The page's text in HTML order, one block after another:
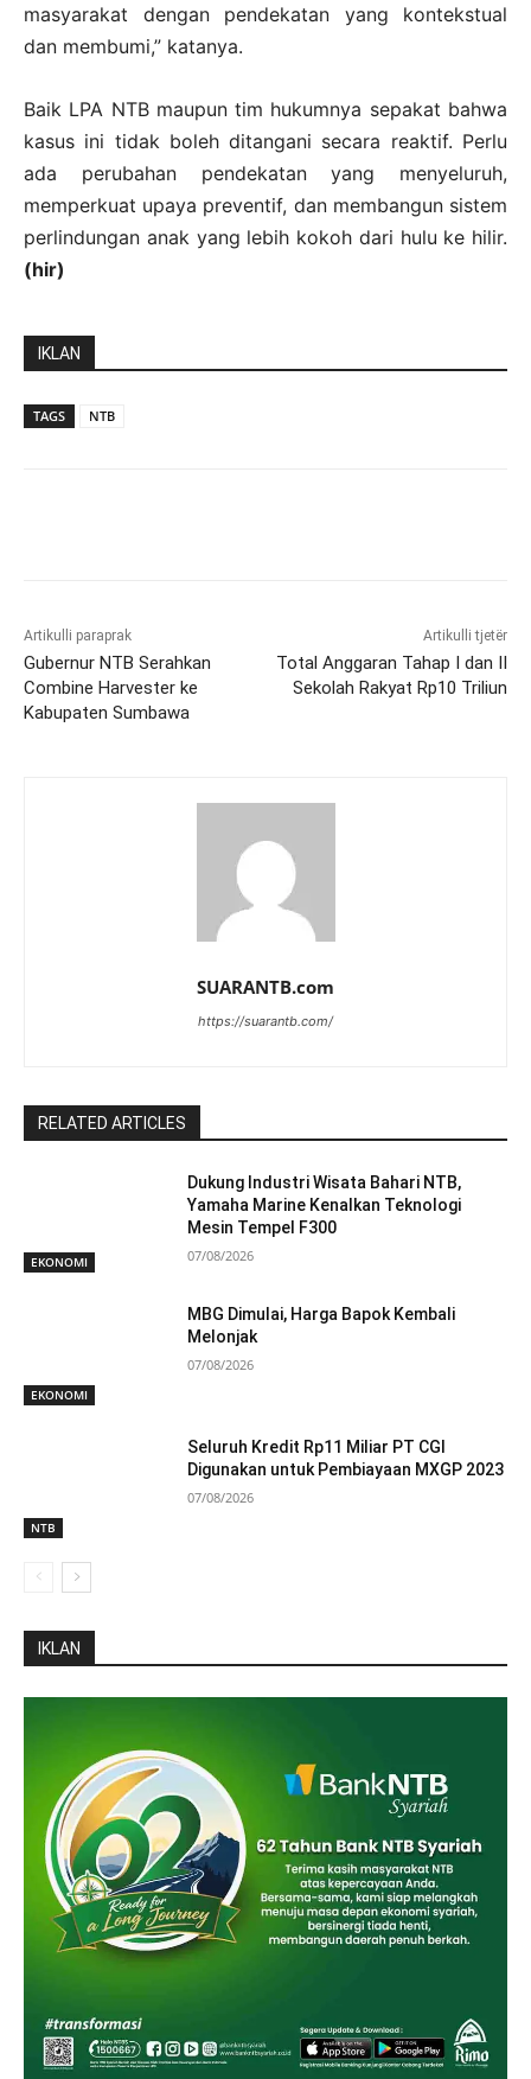
masyarakat dengan pendekatan yang kontekstual
dan membumi,” katanya.
Baik LPA NTB maupun tim hukumnya sepakat bahwa
kasus ini tidak boleh ditangani secara reaktif. Perlu
ada perubahan pendekatan yang menyeluruh,
memperkuat upaya preventif, dan membangun sistem
perlindungan anak yang lebih kokoh dari hulu ke hilir.
(hir)
IKLAN
TAGS NTB
Artikulli paraprak
Gubernur NTB Serahkan
Combine Harvester ke
Kabupaten Sumbawa
Artikulli tjetër
Total Anggaran Tahap I dan II
Sekolah Rakyat Rp10 Triliun
SUARANTB.com
https://suarantb.com/
RELATED ARTICLES
EKONOMI
Dukung Industri Wisata Bahari NTB,
Yamaha Marine Kenalkan Teknologi
Mesin Tempel F300
07/08/2026
EKONOMI
MBG Dimulai, Harga Bapok Kembali
Melonjak
07/08/2026
NTB
Seluruh Kredit Rp11 Miliar PT CGI
Digunakan untuk Pembiayaan MXGP 2023
07/08/2026
IKLAN